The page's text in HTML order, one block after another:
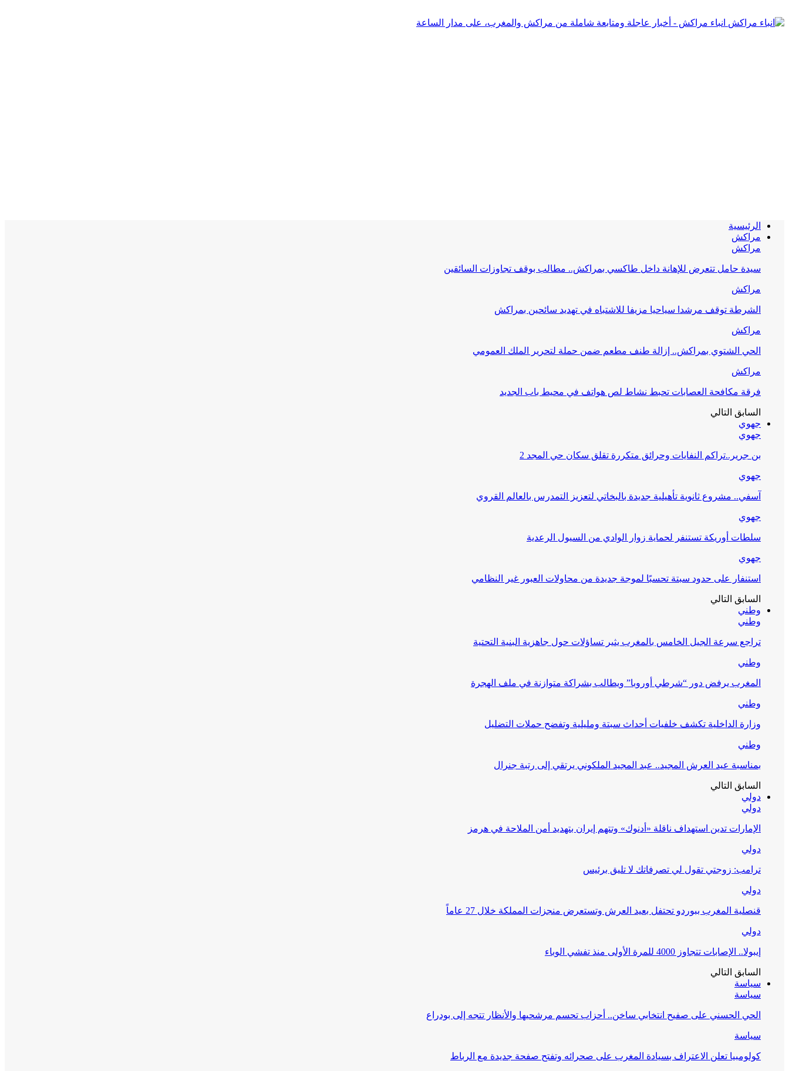
انباء مراكش - أخبار عاجلة ومتابعة شاملة من مراكش والمغرب، على مدار الساعة
الرئيسية
مراكش
مراكش
سيدة حامل تتعرض للإهانة داخل طاكسي بمراكش.. مطالب بوقف تجاوزات السائقين
مراكش
الشرطة توقف مرشدا سياحيا مزيفا للاشتباه في تهديد سائحين بمراكش
مراكش
الحي الشتوي بمراكش.. إزالة طنف مطعم ضمن حملة لتحرير الملك العمومي
مراكش
فرقة مكافحة العصابات تحبط نشاط لص هواتف في محيط باب الجديد
السابق التالي
جهوي
جهوي
بن جرير..تراكم النفايات وحرائق متكررة تقلق سكان حي المجد 2
جهوي
آسفي.. مشروع ثانوية تأهيلية جديدة بالبخاتي لتعزيز التمدرس بالعالم القروي
جهوي
سلطات أوريكة تستنفر لحماية زوار الوادي من السيول الرعدية
جهوي
استنفار على حدود سبتة تحسبًا لموجة جديدة من محاولات العبور غير النظامي
السابق التالي
وطني
وطني
تراجع سرعة الجيل الخامس بالمغرب يثير تساؤلات حول جاهزية البنية التحتية
وطني
المغرب يرفض دور “شرطي أوروبا” ويطالب بشراكة متوازنة في ملف الهجرة
وطني
وزارة الداخلية تكشف خلفيات أحداث سبتة ومليلية وتفضح حملات التضليل
وطني
بمناسبة عيد العرش المجيد.. عبد المجيد الملكوني يرتقي إلى رتبة جنرال
السابق التالي
دولي
دولي
الإمارات تدين استهداف ناقلة «أدنوك» وتتهم إيران بتهديد أمن الملاحة في هرمز
دولي
ترامب: زوجتي تقول لي تصرفاتك لا تليق برئيس
دولي
قنصلية المغرب ببوردو تحتفل بعيد العرش وتستعرض منجزات المملكة خلال 27 عاماً
دولي
إيبولا.. الإصابات تتجاوز 4000 للمرة الأولى منذ تفشي الوباء
السابق التالي
سياسة
سياسة
الحي الحسني على صفيح انتخابي ساخن.. أحزاب تحسم مرشحيها والأنظار تتجه إلى بودراع
سياسة
كولومبيا تعلن الاعتراف بسيادة المغرب على صحرائه وتفتح صفحة جديدة مع الرباط